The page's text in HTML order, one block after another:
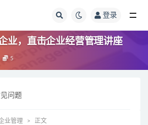
登录
业，直击企业经营管理讲座
5
问题
业管理 正文